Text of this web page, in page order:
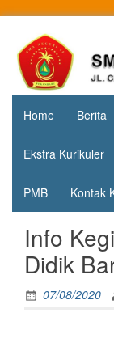
contentSMA
Negeri
Jl. Cipta
Karya
KM.3, Kec.
Tuah
Madani,
Home Berita
Ekstra Kurikuler
PMB Kontak
Info
Didik
07/08/2020